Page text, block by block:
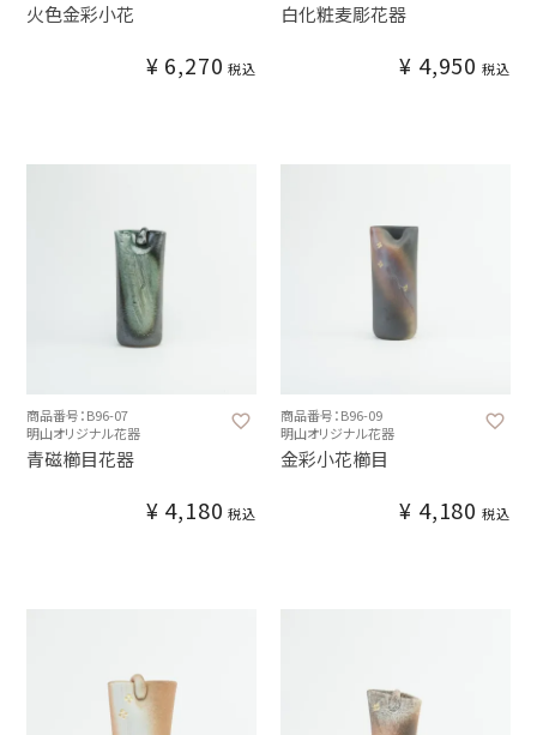
火色金彩小花
¥ 6,270 税込
白化粧麦彫花器
¥ 4,950 税込
商品番号：B96-07
明山オリジナル花器
青磁櫛目花器
¥ 4,180 税込
商品番号：B96-09
明山オリジナル花器
金彩小花櫛目
¥ 4,180 税込